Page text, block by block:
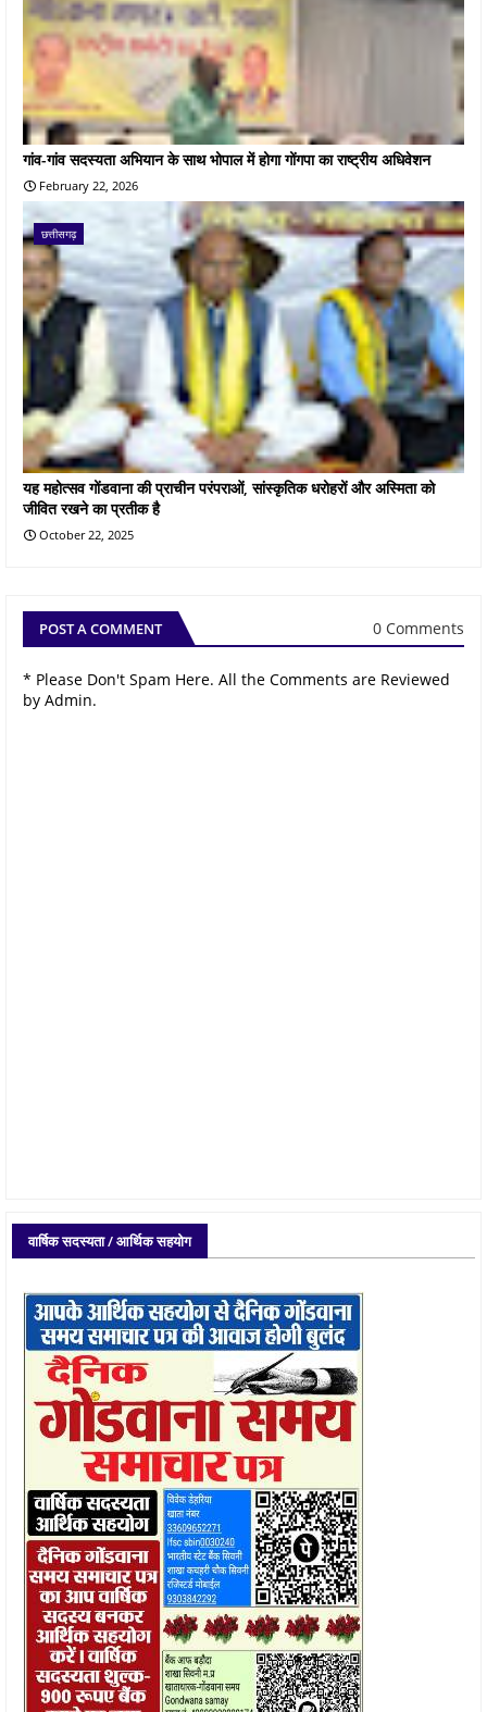
गांव-गांव सदस्यता अभियान के साथ भोपाल में होगा गोंगपा का राष्ट्रीय अधिवेशन
February 22, 2026
छत्तीसगढ़
यह महोत्सव गोंडवाना की प्राचीन परंपराओं, सांस्कृतिक धरोहरों और अस्मिता को
जीवित रखने का प्रतीक है
October 22, 2025
POST A COMMENT 0 Comments
* Please Don't Spam Here. All the Comments are Reviewed
by Admin.
वार्षिक सदस्यता / आर्थिक सहयोग